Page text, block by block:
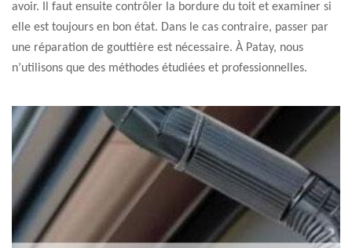
avoir. Il faut ensuite contrôler la bordure du toit et examiner si
elle est toujours en bon état. Dans le cas contraire, passer par
une réparation de gouttière est nécessaire. À Patay, nous
n’utilisons que des méthodes étudiées et professionnelles.